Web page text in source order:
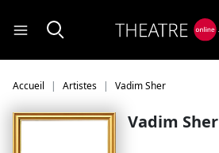
Accueil Artistes Vadim Sher
Vadim Sher